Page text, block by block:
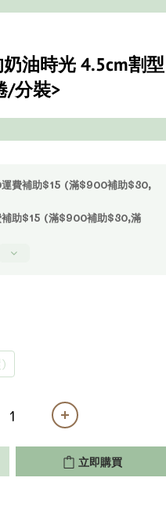
油時光 4.5cm割型
/分裝>
費補助$15 (滿$900補助$30,
助$15 (滿$900補助$30,滿
立即購買